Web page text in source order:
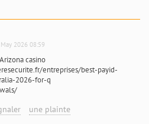
2026 08:59
casino
entreprises/best-payid-
2026-for-q
une plainte